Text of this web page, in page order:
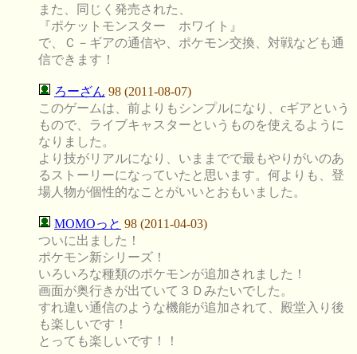
また、同じく発売された、
『ポケットモンスター ホワイト』
で、Ｃ－ギアの通信や、ポケモン交換、対戦なども通
信できます！
ろーざん 98 (2011-08-07)
このゲームは、前よりもシンプルになり、cギアという
もので、ライブキャスターというものを使えるように
なりました。
より技がリアルになり、いままでで最もやりがいのあ
るストーリーになっていたと思います。何よりも、登
場人物が個性的なことがいいとおもいました。
MOMOっと 98 (2011-04-03)
ついに出ました！
ポケモン新シリーズ！
いろいろな種類のポケモンが追加されました！
画面が奥行きが出ていて３Ｄみたいでした。
すれ違い通信のような機能が追加されて、殿堂入り後
も楽しいです！
とっても楽しいです！！